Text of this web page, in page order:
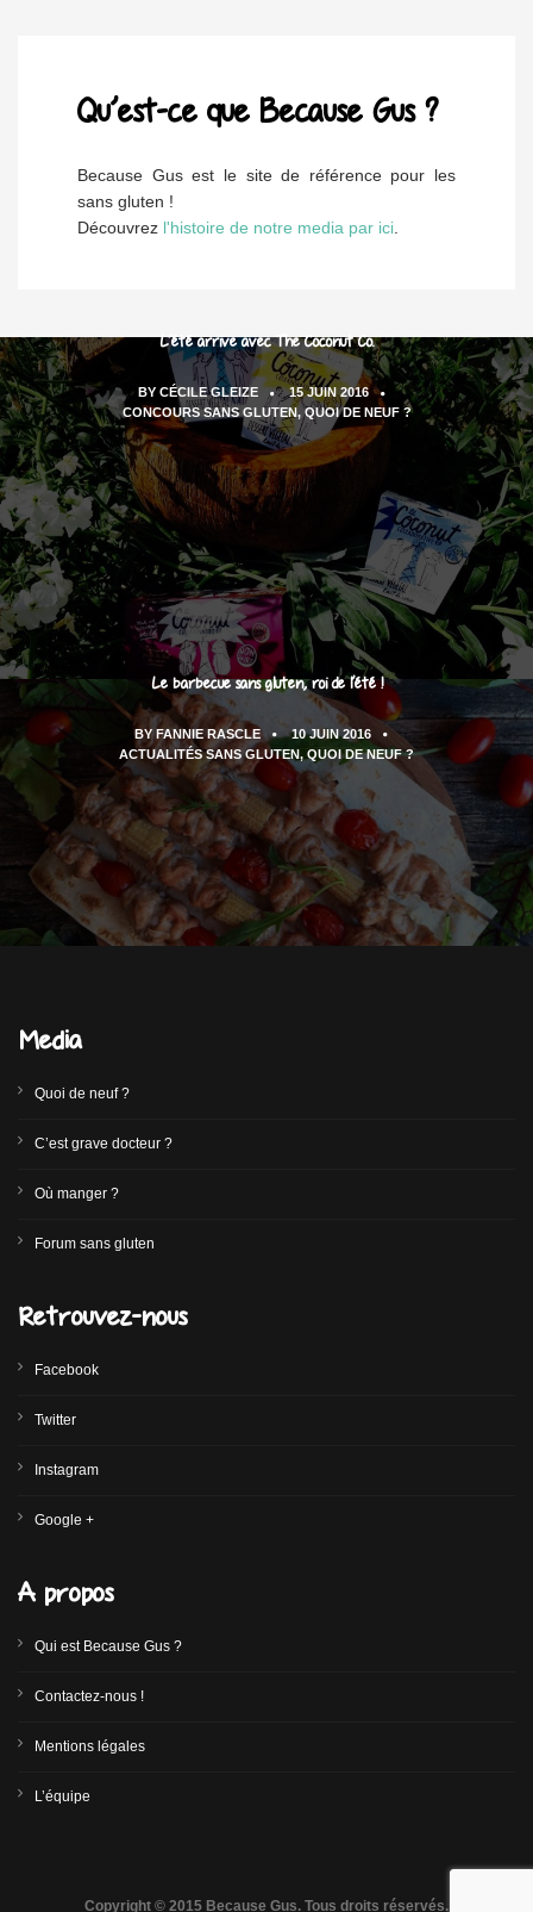
Qu’est-ce que Because Gus ?
Because Gus est le site de référence pour les
sans gluten !
Découvrez l'histoire de notre media par ici.
L’été arrive avec The Coconut Co.
BY CÉCILE GLEIZE
15 JUIN 2016
CONCOURS SANS GLUTEN, QUOI DE NEUF ?
Le barbecue sans gluten, roi de l’été !
BYFANNIE RASCLE
10 JUIN 2016
ACTUALITÉS SANS GLUTEN, QUOI DE NEUF ?
Media
Quoi de neuf ?
C’est grave docteur ?
Où manger ?
Forum sans gluten
Retrouvez-nous
Facebook
Twitter
Instagram
Google +
A propos
Qui est Because Gus ?
Contactez-nous !
Mentions légales
L’équipe
Copyright © 2015 Because Gus. Tous droits réservés.